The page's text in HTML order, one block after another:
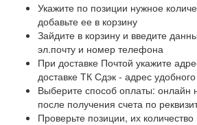
Укажите по позиции нужное
добавьте ее в корзину
Зайдите в корзину и введите
эл.почту и номер телефона
При доставке Почтой укажите
доставке ТК Сдэк - адрес
Выберите способ оплаты: онлайн
после получения счета по
Проверьте позиции, их количество